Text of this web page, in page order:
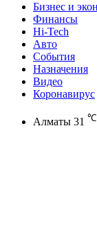
Бизнес и
Финансы
Hi-Tech
Авто
События
Назначения
Видео
Коронавирус
Алматы 31 ℃